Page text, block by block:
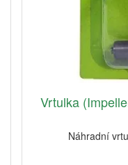
Vrtulka
Náhradní